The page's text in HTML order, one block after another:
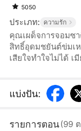
5050
ประเภท: ความรัก
คุณเผด็จการจอมซ
สิทธิ์อุดมชยันต์ข่มเห
เสียใจทำใจไม่ได้ เ
แบ่งปัน:
รายการตอน(99